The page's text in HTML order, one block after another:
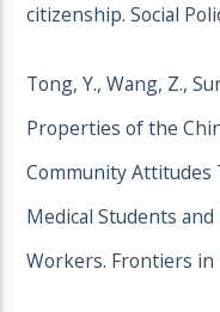
citizenship. Social
Tong, Y., Wang, Z.,
Properties of the
Community Attitudes
Medical Students
Workers. Frontiers in